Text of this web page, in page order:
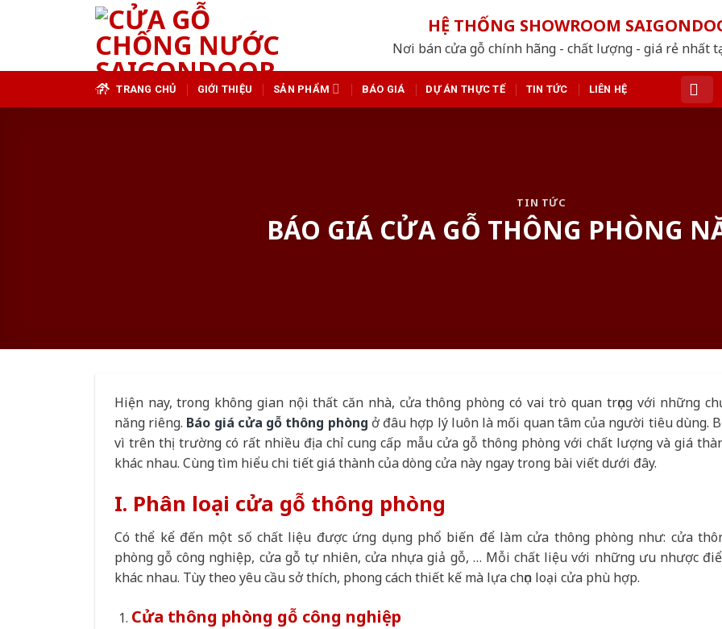
HỆ THỐNG SHOWROOM
Nơi bán cửa gỗ chính hãng - chất lượng - giá rẻ nhất
TRANG CHỦ GIỚI THIỆU SẢN PHẨM BÁO GIÁ DỰ ÁN THỰC TẾ TIN TỨC LIÊN HỆ
TIN TỨC
BÁO GIÁ CỬA GỖ THÔNG PHÒNG
Hiện nay, trong không gian nội thất căn nhà, cửa thông phòng có vai trò quan trọng với những
năng riêng. Báo giá cửa gỗ thông phòng ở đâu hợp lý luôn là mối quan tâm của người tiêu dùng.
vì trên thị trường có rất nhiều địa chỉ cung cấp mẫu cửa gỗ thông phòng với chất lượng và giá
khác nhau. Cùng tìm hiểu chi tiết giá thành của dòng cửa này ngay trong bài viết dưới đây.
I. Phân loại cửa gỗ thông phòng
Có thể kể đến một số chất liệu được ứng dụng phổ biến để làm cửa thông phòng như: cửa
phòng gỗ công nghiệp, cửa gỗ tự nhiên, cửa nhựa giả gỗ, … Mỗi chất liệu với những ưu nhược
khác nhau. Tùy theo yêu cầu sở thích, phong cách thiết kế mà lựa chọn loại cửa phù hợp.
Cửa thông phòng gỗ công nghiệp